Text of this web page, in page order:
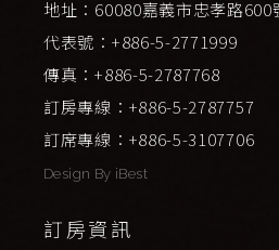
地址：60080嘉義市忠孝路600
代表號：+886-5-2771999
傳真：+886-5-2787768
訂房專線：+886-5-2787757
訂席專線：+886-5-3107706
Design By iBest
訂房資訊